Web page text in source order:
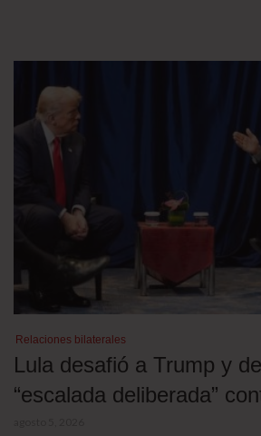
Relaciones bilaterales
Lula desafió a Trump y
“escalada deliberada”